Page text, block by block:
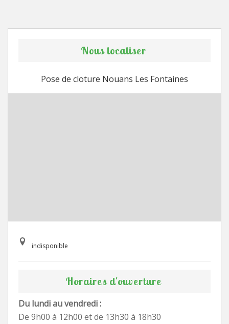
Nous localiser
Pose de cloture Nouans Les Fontaines
indisponible
Horaires d'ouverture
Du lundi au vendredi :
De 9h00 à 12h00 et de 13h30 à 18h30